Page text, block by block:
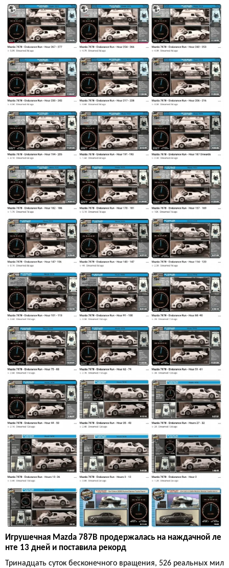
Игрушечная Mazda 787B продержалась на наждачной ле
нте 13 дней и поставила рекорд
Тринадцать суток бесконечного вращения, 526 реальных мил